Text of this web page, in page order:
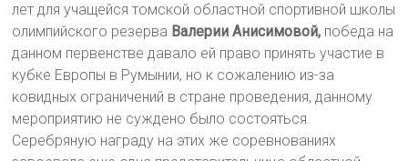
лет для учащейся томской областной спортивной школы
олимпийского резерва Валерии Анисимовой, победа на
данном первенстве давало ей право принять участие в
кубке Европы в Румынии, но к сожалению из-за
ковидных ограничений в стране проведения, данному
мероприятию не суждено было состояться.
Серебряную награду на этих же соревнованиях